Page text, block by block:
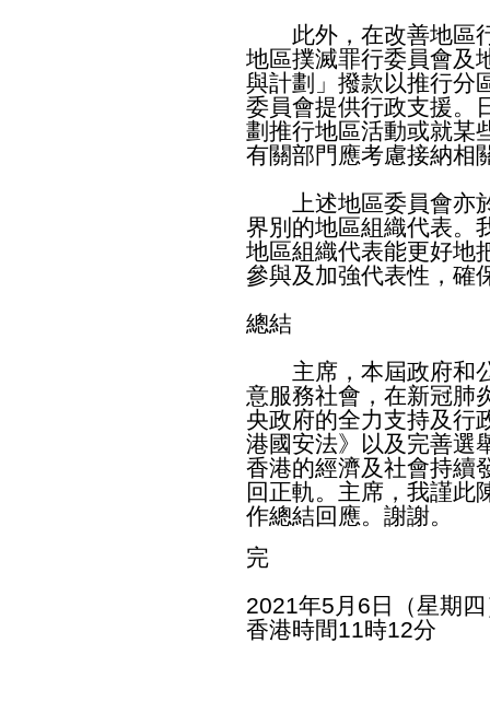
此外，在改善地區行
地區撲滅罪行委員會及
與計劃」撥款以推行分
委員會提供行政支援。
劃推行地區活動或就某
有關部門應考慮接納相
上述地區委員會亦於
界別的地區組織代表。
地區組織代表能更好地
參與及加強代表性，確
總結
主席，本屆政府和公
意服務社會，在新冠肺
央政府的全力支持及行
港國安法》以及完善選
香港的經濟及社會持續
回正軌。主席，我謹此
作總結回應。謝謝。
完
2021年5月6日（星期
香港時間11時12分